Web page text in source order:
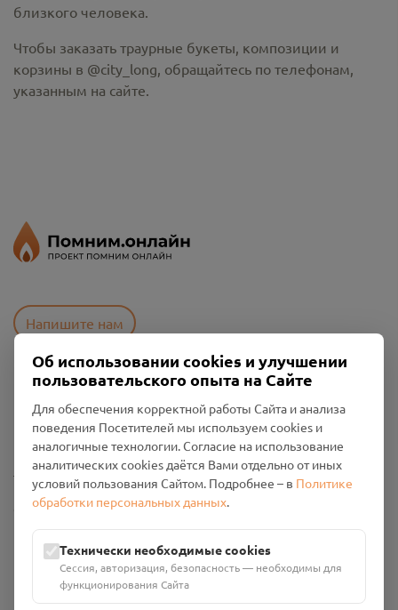
близкого человека.
Чтобы заказать траурные букеты, композиции и
корзины в @city_long, обращайтесь по телефонам,
указанным на сайте.
Напишите нам
Политика конфиденциальности
Промо-материалы
Настройки cookies
Общество с ограниченной ответственностью «Смоленский
Проект Помним»
ИНН: 6700029207 ОГРН: 1256700001986
Юридический адрес: 216790, Смоленская область, р-н
Руднянский, г. Рудня, улица Западная, д. 26А, пом. 18
Номер счёта: 40702810901130004287 в АО "АЛЬФА-БАНК"
Об использовании cookies и улучшении
пользовательского опыта на Сайте
Для обеспечения корректной работы Сайта и анализа
поведения Посетителей мы используем cookies и
аналогичные технологии. Согласие на использование
аналитических cookies даётся Вами отдельно от иных
условий пользования Сайтом. Подробнее – в Политике
обработки персональных данных.
Технически необходимые cookies
Сессия, авторизация, безопасность — необходимы для
функционирования Сайта